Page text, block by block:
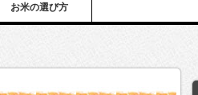
お米の選び方